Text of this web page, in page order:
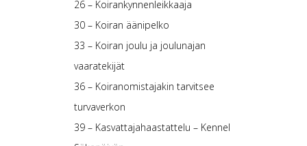
26 – Koirankynnenleikkaaja
30 – Koiran äänipelko
33 – Koiran joulu ja joulunajan
vaaratekijät
36 – Koiranomistajakin tarvitsee
turvaverkon
39 – Kasvattajahaastattelu – Kennel